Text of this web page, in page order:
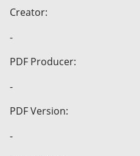
Creator:
-
PDF Producer:
-
PDF Version:
-